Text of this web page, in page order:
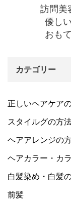
訪問美
優し
おも
カテゴリー
正しいヘアケア
スタイルグの方
ヘアアレンジの
ヘアカラー・カ
白髪染め・白髪
前髪